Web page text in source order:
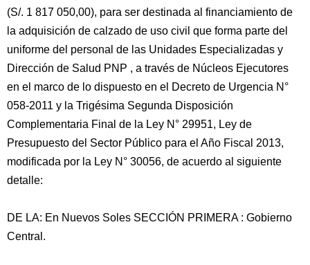
(S/. 1 817 050,00), para ser destinada al financiamiento de
la adquisición de calzado de uso civil que forma parte del
uniforme del personal de las Unidades Especializadas y
Dirección de Salud PNP , a través de Núcleos Ejecutores
en el marco de lo dispuesto en el Decreto de Urgencia N°
058-2011 y la Trigésima Segunda Disposición
Complementaria Final de la Ley N° 29951, Ley de
Presupuesto del Sector Público para el Año Fiscal 2013,
modificada por la Ley N° 30056, de acuerdo al siguiente
detalle:
DE LA: En Nuevos Soles SECCIÓN PRIMERA : Gobierno
Central.